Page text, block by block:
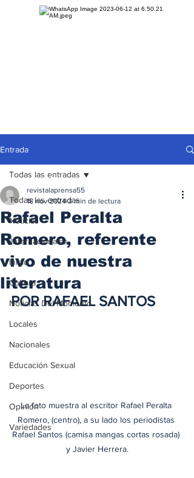
Entrada
Todas las entradas
Noticias
iInternacionales
Inicio
Cultura
Noticias Del Momento
Locales
Nacionales
Educación Sexual
Deportes
Opinión
Variedades
Todas las entradas
Rafael Peralta
Romero, referente
vivo de nuestra
literatura
revistalaprensa55
18 nov 2024 3 min de lectura
POR RAFAEL SANTOS
La foto muestra al escritor Rafael Peralta
Romero, (centro), a su lado los periodistas
Rafael Santos (camisa mangas cortas rosada)
y Javier Herrera.